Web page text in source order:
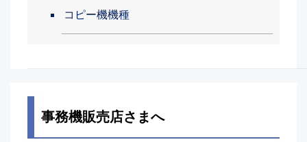
コピー機機種
事務機販売店さまへ